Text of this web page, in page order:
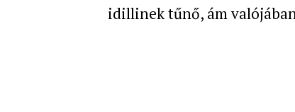
idillinek tűnő, ám